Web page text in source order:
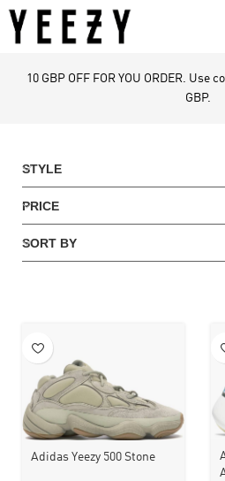
10 GBP OFF FOR YOU ORDER. Use
GBP.
STYLE
PRICE
SORT BY
Adidas Yeezy 500 Stone